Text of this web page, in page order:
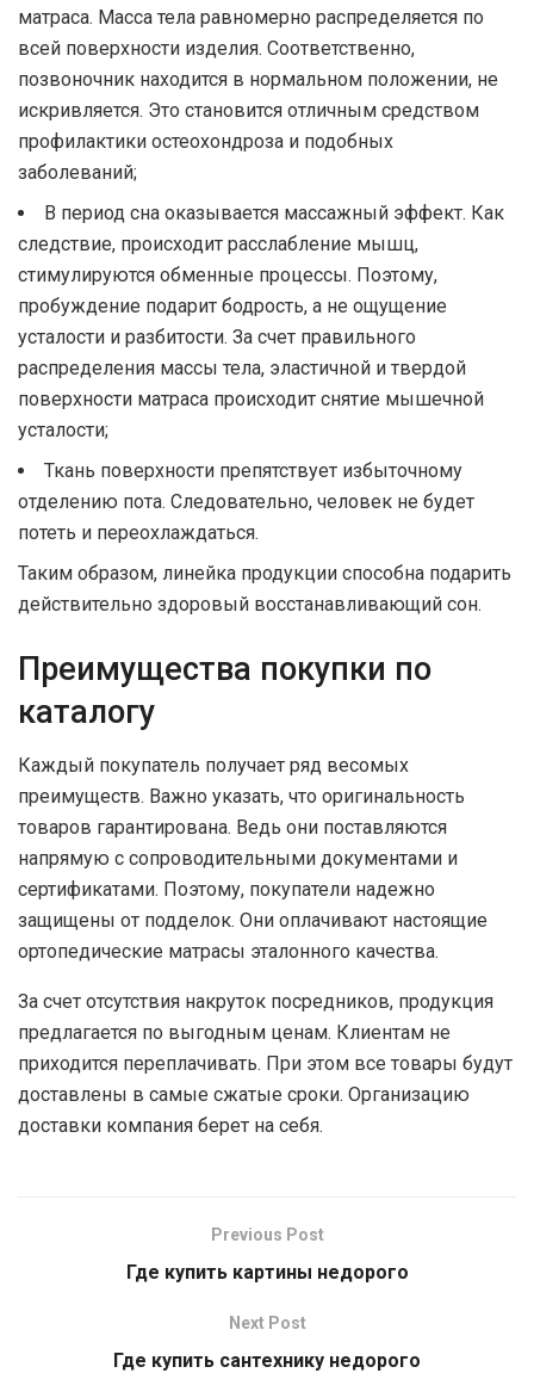
матраса. Масса тела равномерно распределяется по
всей поверхности изделия. Соответственно,
позвоночник находится в нормальном положении, не
искривляется. Это становится отличным средством
профилактики остеохондроза и подобных
заболеваний;
В период сна оказывается массажный эффект. Как
следствие, происходит расслабление мышц,
стимулируются обменные процессы. Поэтому,
пробуждение подарит бодрость, а не ощущение
усталости и разбитости. За счет правильного
распределения массы тела, эластичной и твердой
поверхности матраса происходит снятие мышечной
усталости;
Ткань поверхности препятствует избыточному
отделению пота. Следовательно, человек не будет
потеть и переохлаждаться.
Таким образом, линейка продукции способна подарить
действительно здоровый восстанавливающий сон.
Преимущества покупки по
каталогу
Каждый покупатель получает ряд весомых
преимуществ. Важно указать, что оригинальность
товаров гарантирована. Ведь они поставляются
напрямую с сопроводительными документами и
сертификатами. Поэтому, покупатели надежно
защищены от подделок. Они оплачивают настоящие
ортопедические матрасы эталонного качества.
За счет отсутствия накруток посредников, продукция
предлагается по выгодным ценам. Клиентам не
приходится переплачивать. При этом все товары будут
доставлены в самые сжатые сроки. Организацию
доставки компания берет на себя.
Previous Post
Где купить картины недорого
Next Post
Где купить сантехнику недорого